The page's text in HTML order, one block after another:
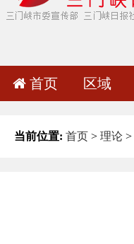
首页 区域
当前位置: 首页 > 理论 >